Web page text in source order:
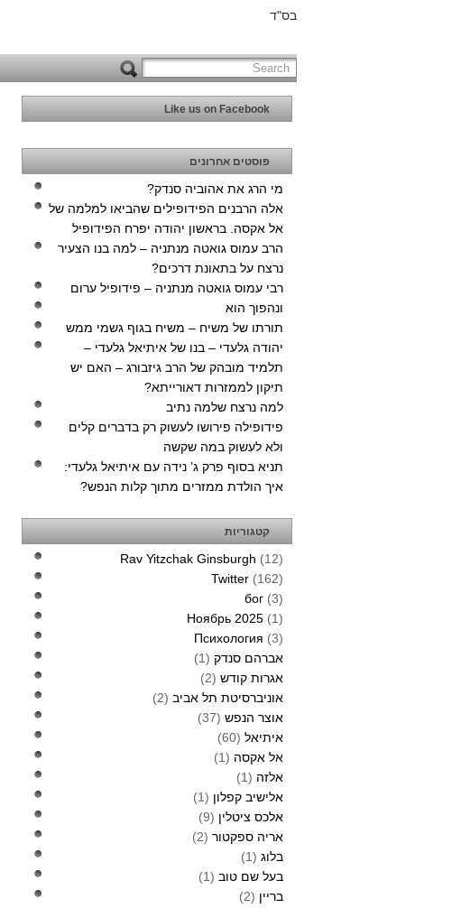
בס"ד
Like us on Facebook
פוסטים אחרונים
מי הרג את אהוביה סנדק?
אלה הרבנים הפידופילים שהביאו למלמה של
אל אקסה. בראשון יהודה יפרח הפידופיל
הרב עמוס גואטה מנתניה – למה בנו הצעיר
נרצח על בתאונת דרכים?
רבי עמוס גואטה מנתניה – פידופיל ערום
ונהפוך הוא
תורתו של משיח – משיח בגוף גשמי ממש
יהודה גלעדי – בנו של איתיאל גלעדי –
תלמיד מובהק של הרב גיזבורג – האם יש
תיקון לממזרות דאורייתא?
למה נרצח שלמה נתיב
פידופילה פירושו לעשוק רק בדברים קלים
ולא לעשוק במה שקשה
תניא בסוף פרק ג’ נידה עם איתיאל גלעדי:
איך הולדת ממזרים מתוך קלות הנפש?
קטגוריות
Rav Yitzchak Ginsburgh (12)
Twitter (162)
бог (3)
Ноябрь 2025 (1)
Психология (3)
אברהם סנדק (1)
אגרות קודש (2)
אוניברסיטת תל אביב (2)
אוצר הנפש (37)
איתיאל (60)
אל אקסה (1)
אלזה (1)
אלישיב קפלון (1)
אלכס ציטלין (9)
אריה ספקטור (2)
בלוג (1)
בעל שם טוב (1)
בריין (2)